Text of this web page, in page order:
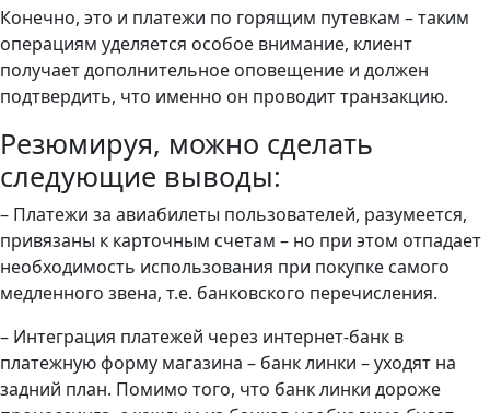
Конечно, это и платежи по горящим путевкам – таким
операциям уделяется особое внимание, клиент
получает дополнительное оповещение и должен
подтвердить, что именно он проводит транзакцию.
Резюмируя, можно сделать
следующие выводы:
– Платежи за авиабилеты пользователей, разумеется,
привязаны к карточным счетам – но при этом отпадает
необходимость использования при покупке самого
медленного звена, т.е. банковского перечисления.
– Интеграция платежей через интернет-банк в
платежную форму магазина – банк линки – уходят на
задний план. Помимо того, что банк линки дороже